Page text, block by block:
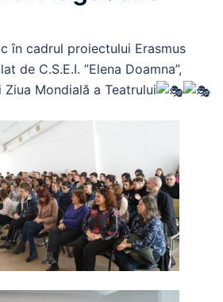
în cadrul proiectului Erasmus
de C.S.E.I. ”Elena Doamna”,
Mondială a Teatrului